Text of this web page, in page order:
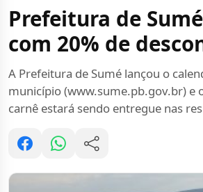
Prefeitura de
com 20% de
A Prefeitura de Sumé lançou o
município (www.sume.pb.gov.br) e
carnê estará sendo entregue nas